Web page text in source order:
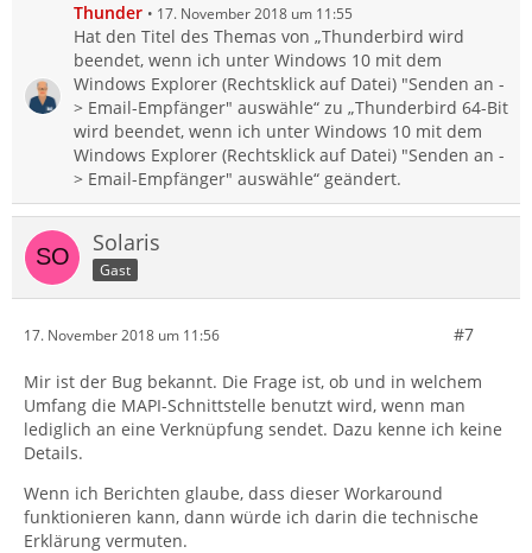
Thunder 17. November 2018 um 11:55
Hat den Titel des Themas von „Thunderbird wird
beendet, wenn ich unter Windows 10 mit dem
Windows Explorer (Rechtsklick auf Datei) "Senden an -
> Email-Empfänger" auswähle“ zu „Thunderbird 64-Bit
wird beendet, wenn ich unter Windows 10 mit dem
Windows Explorer (Rechtsklick auf Datei) "Senden an -
> Email-Empfänger" auswähle“ geändert.
Solaris
Gast
17. November 2018 um 11:56 #7
Mir ist der Bug bekannt. Die Frage ist, ob und in welchem
Umfang die MAPI-Schnittstelle benutzt wird, wenn man
lediglich an eine Verknüpfung sendet. Dazu kenne ich keine
Details.
Wenn ich Berichten glaube, dass dieser Workaround
funktionieren kann, dann würde ich darin die technische
Erklärung vermuten.